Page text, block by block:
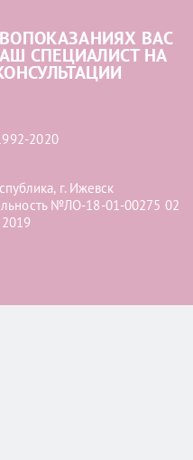
ВАС
СПЕЦИАЛИСТ НА
2020
г. Ижевск
№ЛО-18-01-00275 02